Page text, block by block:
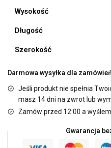
Wysokość
Długość
Szerokość
Darmowa wysyłka dla
Jeśli produkt nie spełnia
masz 14 dni na zwrot lub
Zamów przed 12:00 a
Gwarancja